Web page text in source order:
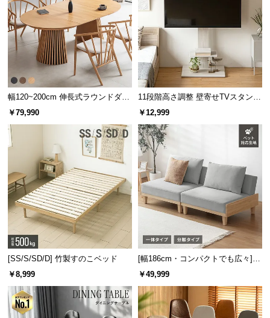
コイルの線径が太いほど強度が高
く、耐久性に優れます。
コイル線径の比較
従来品 当商品
線径0.2mm増量で耐久性アップ!
身体にフィットする「点」の構造
体形に合わせてコイルが個別に変化することで、心
地良いフィット感を生み出します。
幅120~200cm 伸長式ラウンドダイ
ニングテーブル 6人掛け 天然木突
￥79,990
11段階高さ調整 壁寄せTVスタンド
キャスター付き 上下左右角度調節
￥12,999
[SS/S/SD/D] 竹製すのこベッド
￥8,999
[幅186cm・コンパクトでも広々] 3
人掛けソファベッド リクライニン
グ 天然木フレーム 北欧
￥49,999